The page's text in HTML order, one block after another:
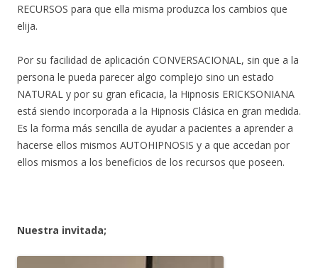
RECURSOS para que ella misma produzca los cambios que
elija.
Por su facilidad de aplicación CONVERSACIONAL, sin que a la
persona le pueda parecer algo complejo sino un estado
NATURAL y por su gran eficacia, la Hipnosis ERICKSONIANA
está siendo incorporada a la Hipnosis Clásica en gran medida.
Es la forma más sencilla de ayudar a pacientes a aprender a
hacerse ellos mismos AUTOHIPNOSIS y a que accedan por
ellos mismos a los beneficios de los recursos que poseen.
Nuestra invitada;